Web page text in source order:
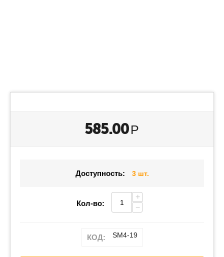
585.00 Р
Доступность: 3 шт.
Кол-во:
+
−
КОД: SM4-19